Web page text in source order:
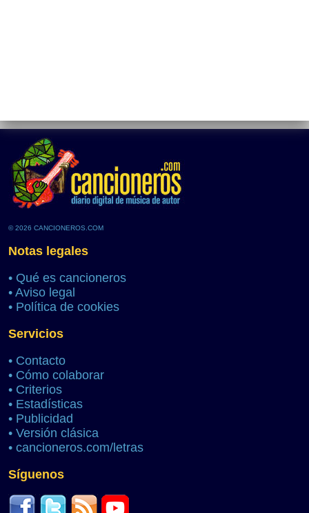
© 2026 CANCIONEROS.COM
Notas legales
• Qué es cancioneros
• Aviso legal
• Política de cookies
Servicios
• Contacto
• Cómo colaborar
• Criterios
• Estadísticas
• Publicidad
• Versión clásica
• cancioneros.com/letras
Síguenos